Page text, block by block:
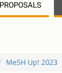
MeSH Up! 2023